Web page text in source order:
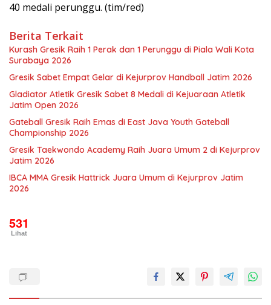
40 medali perunggu. (tim/red)
Berita Terkait
Kurash Gresik Raih 1 Perak dan 1 Perunggu di Piala Wali Kota
Surabaya 2026
Gresik Sabet Empat Gelar di Kejurprov Handball Jatim 2026
Gladiator Atletik Gresik Sabet 8 Medali di Kejuaraan Atletik
Jatim Open 2026
Gateball Gresik Raih Emas di East Java Youth Gateball
Championship 2026
Gresik Taekwondo Academy Raih Juara Umum 2 di Kejurprov
Jatim 2026
IBCA MMA Gresik Hattrick Juara Umum di Kejurprov Jatim
2026
531
Lihat